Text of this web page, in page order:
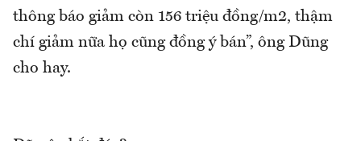
thông báo giảm còn 156 triệu đồng/m2, thậm
chí giảm nữa họ cũng đồng ý bán”, ông Dũng
cho hay.